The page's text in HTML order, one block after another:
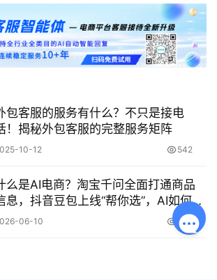
包客服的服务有什么？不只是接电
！揭秘外包客服的完整服务矩阵
10-12 542
么是AI电商？淘宝千问全面打通商品
息，抖音豆包上线“帮你选”，AI如何重
消费者购物体验？
06-10 133